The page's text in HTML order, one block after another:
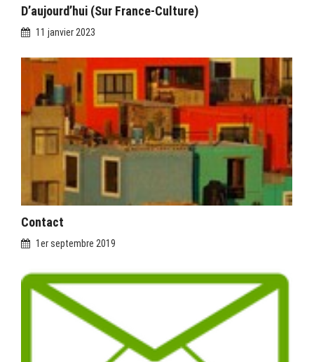
D’aujourd’hui (sur France-Culture)
11 janvier 2023
Contact
1er septembre 2019